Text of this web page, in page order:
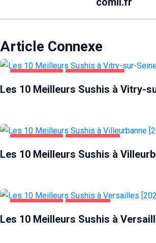
Article Connexe
ALIMENTATION VITRY-SUR-SEINE
Les 10 Meilleurs Sushis à Vitry-
ALIMENTATION VILLEURBANNE
Les 10 Meilleurs Sushis à
ALIMENTATION VERSAILLES
Les 10 Meilleurs Sushis à